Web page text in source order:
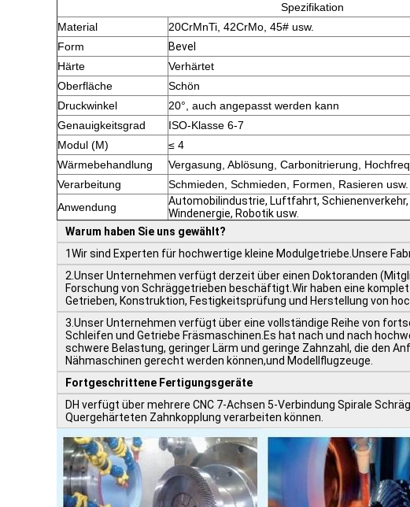
Spezifikation
Material
20CrMnTi, 42CrMo, 45# usw.
Form
Bevel
Härte
Verhärtet
Oberfläche
Schön
Druckwinkel
20°, auch angepasst werden kann
Genauigkeitsgrad
ISO-Klasse 6-7
Modul (M)
≤ 4
Wärmebehandlung
Vergasung, Ablösung, Carbonitrierung,
Verarbeitung
Schmieden, Schmieden, Formen, Rasieren usw.
Anwendung
Automobilindustrie, Luftfahrt,
Windenergie, Robotik usw.
Warum haben Sie uns gewählt?
1Wir sind Experten für hochwertige kleine Modulgetriebe.Unsere
2.Unser Unternehmen verfügt derzeit über einen Doktoranden
Forschung von Schräggetrieben beschäftigt.Wir haben eine
Getrieben, Konstruktion, Festigkeitsprüfung und Herstellung von
3.Unser Unternehmen verfügt über eine vollständige Reihe von
Schleifen und Getriebe Fräsmaschinen.Es hat nach und nach
schwere Belastung, geringer Lärm und geringe Zahnzahl, die den
Nähmaschinen gerecht werden können,und Modellflugzeuge.
Fortgeschrittene Fertigungsgeräte
DH verfügt über mehrere CNC 7-Achsen 5-Verbindung Spirale
Quergehärteten Zahnkopplung verarbeiten können.